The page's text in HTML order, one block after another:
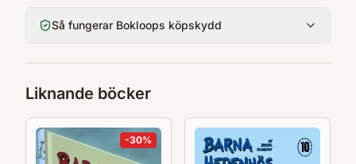
Så fungerar Bokloops köpskydd
Liknande böcker
-30%